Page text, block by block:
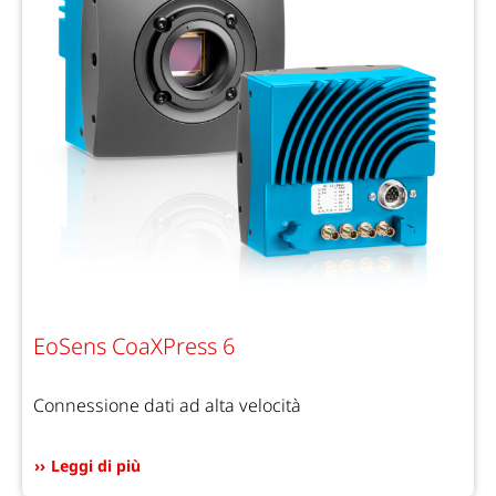
EoSens CoaXPress 6
Connessione dati ad alta velocità
Leggi di più